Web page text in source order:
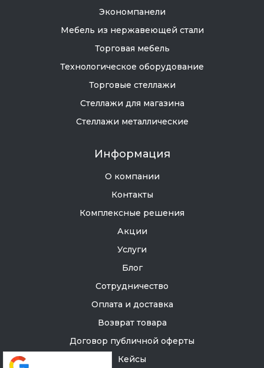
Экономпанели
Мебель из нержавеющей стали
Торговая мебель
Технологическое оборудование
Торговые стеллажи
Стеллажи для магазина
Стеллажи металлические
Информация
О компании
Контакты
Комплексные решения
Акции
Услуги
Блог
Сотрудничество
Оплата и доставка
Возврат товара
Договор публичной оферты
Кейсы